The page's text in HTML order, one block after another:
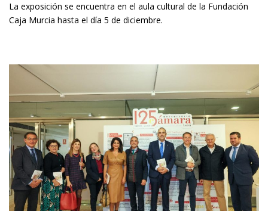
La exposición se encuentra en el aula cultural de la Fundación
Caja Murcia hasta el día 5 de diciembre.